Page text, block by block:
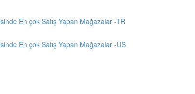
En çok Satış Yapan Mağazalar -TR
En çok Satış Yapan Mağazalar -US